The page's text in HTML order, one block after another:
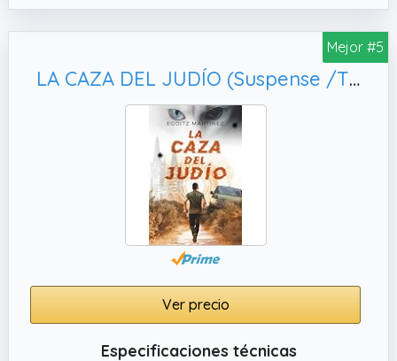
Mejor #5
LA CAZA DEL JUDÍO (Suspense /Thriller): Una novela adictiva, con acción y ritmo trepidante. No podrás parar de leer. (Libro 1. Serie Ariel Shemesh)
Ver precio
Especificaciones técnicas